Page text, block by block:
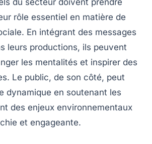
du secteur doivent prendre
rôle essentiel en matière de
En intégrant des messages
leurs productions, ils peuvent
les mentalités et inspirer des
Le public, de son côté, peut
dynamique en soutenant les
des enjeux environnementaux
et engageante.